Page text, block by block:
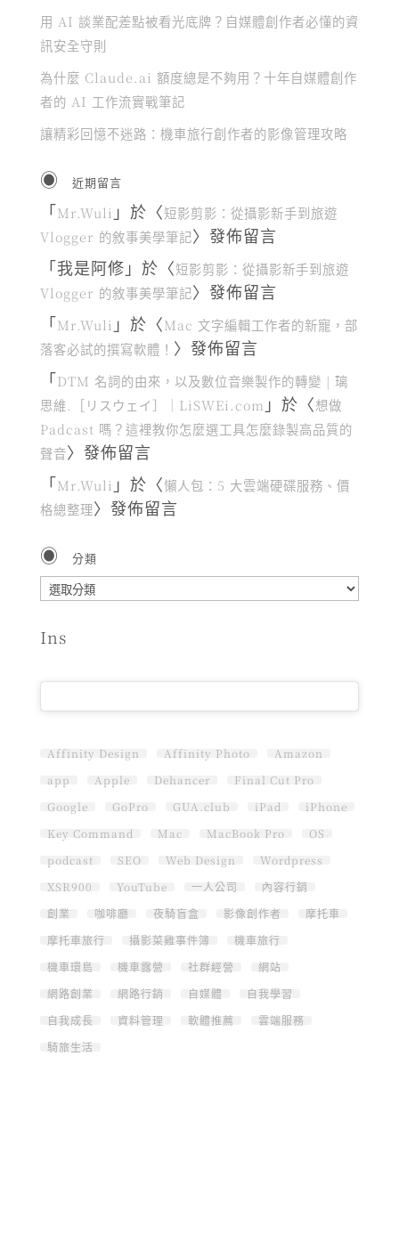
用 AI 談業配差點被看光底牌？自媒體創作者必懂的資
訊安全守則
為什麼 Claude.ai 額度總是不夠用？十年自媒體創作
者的 AI 工作流實戰筆記
讓精彩回憶不迷路：機車旅行創作者的影像管理攻略
近期留言
「Mr.Wuli 」於〈短影剪影：從攝影新手到旅遊
Vlogger 的敘事美學筆記〉發佈留言
「我是阿修 」於〈短影剪影：從攝影新手到旅遊
Vlogger 的敘事美學筆記〉發佈留言
「Mr.Wuli 」於〈Mac 文字編輯工作者的新寵，部
落客必試的撰寫軟體！ 〉發佈留言
「DTM 名詞的由來，以及數位音樂製作的轉變 | 璃
思維.［リスウェイ］｜LiSWEi.com 」於〈想做
Padcast 嗎？這裡教你怎麼選工具怎麼錄製高品質的
聲音〉發佈留言
「Mr.Wuli 」於〈懶人包：5 大雲端硬碟服務、價
格總整理〉發佈留言
分類
分
Ins
Affinity Design Affinity Photo
Amazon
app
Apple Dehancer
Final Cut Pro
Google
GoPro GUA.club iPad
iPhone
Key Command
Mac MacBook Pro
OS
podcast
SEO Web Design
Wordpress
XSR900
YouTube 一人公司
內容行銷
創業
咖啡廳 夜騎盲盒 影像創作者
摩托車
摩托車旅行
攝影菜雞事件簿
機車旅行
機車環島
機車露營 社群經營
網站
網路創業
網路行銷 自媒體
自我學習
自我成長
資料管理 軟體推薦
雲端服務
騎旅生活